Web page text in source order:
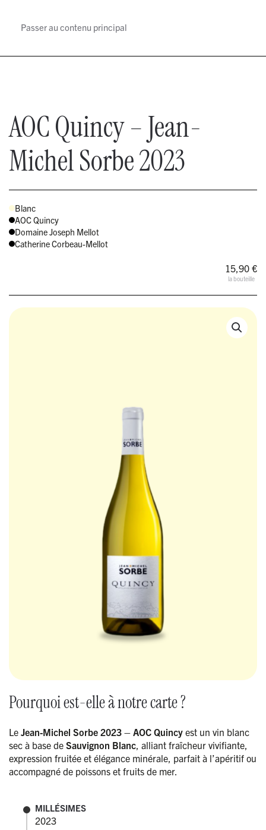
Passer au contenu principal
AOC Quincy – Jean-
Michel Sorbe 2023
Blanc
AOC Quincy
Domaine Joseph Mellot
Catherine Corbeau-Mellot
15,90 €
la bouteille
Pourquoi est-elle à notre carte ?
Le Jean-Michel Sorbe 2023 – AOC Quincy est un vin blanc
sec à base de Sauvignon Blanc, alliant fraîcheur vivifiante,
expression fruitée et élégance minérale, parfait à l’apéritif ou
accompagné de poissons et fruits de mer.
MILLÉSIMES
2023